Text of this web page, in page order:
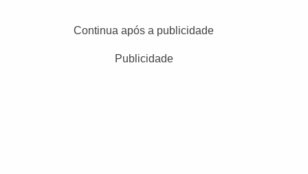
Continua após a publicidade
Publicidade